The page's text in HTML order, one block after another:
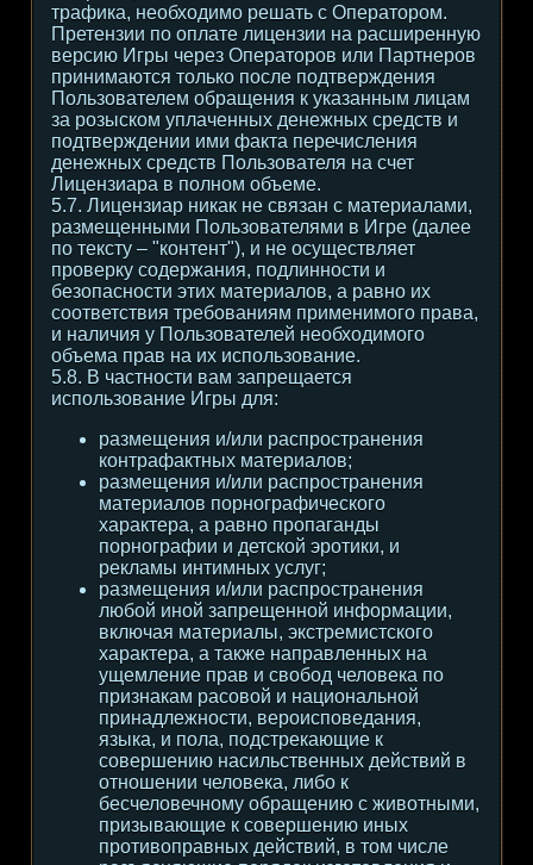
трафика, необходимо решать с Оператором.
Претензии по оплате лицензии на расширенную
версию Игры через Операторов или Партнеров
принимаются только после подтверждения
Пользователем обращения к указанным лицам
за розыском уплаченных денежных средств и
подтверждении ими факта перечисления
денежных средств Пользователя на счет
Лицензиара в полном объеме.
5.7. Лицензиар никак не связан с материалами,
размещенными Пользователями в Игре (далее
по тексту – "контент"), и не осуществляет
проверку содержания, подлинности и
безопасности этих материалов, а равно их
соответствия требованиям применимого права,
и наличия у Пользователей необходимого
объема прав на их использование.
5.8. В частности вам запрещается
использование Игры для:
размещения и/или распространения
контрафактных материалов;
размещения и/или распространения
материалов порнографического
характера, а равно пропаганды
порнографии и детской эротики, и
рекламы интимных услуг;
размещения и/или распространения
любой иной запрещенной информации,
включая материалы, экстремистского
характера, а также направленных на
ущемление прав и свобод человека по
признакам расовой и национальной
принадлежности, вероисповедания,
языка, и пола, подстрекающие к
совершению насильственных действий в
отношении человека, либо к
бесчеловечному обращению с животными,
призывающие к совершению иных
противоправных действий, в том числе